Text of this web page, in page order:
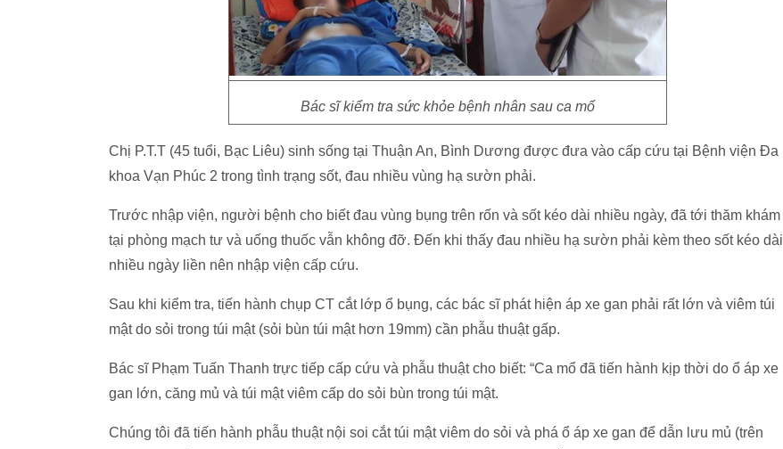
Bác sĩ kiểm tra sức khỏe bệnh nhân sau ca mổ
Chị P.T.T (45 tuổi, Bạc Liêu) sinh sống tại Thuận An, Bình Dương được đưa vào cấp cứu tại Bệnh viện Đa
khoa Vạn Phúc 2 trong tình trạng sốt, đau nhiều vùng hạ sườn phải.
Trước nhập viện, người bệnh cho biết đau vùng bụng trên rốn và sốt kéo dài nhiều ngày, đã tới thăm khám
tại phòng mạch tư và uống thuốc vẫn không đỡ. Đến khi thấy đau nhiều hạ sườn phải kèm theo sốt kéo dài
nhiều ngày liền nên nhập viện cấp cứu.
Sau khi kiểm tra, tiến hành chụp CT cắt lớp ổ bụng, các bác sĩ phát hiện áp xe gan phải rất lớn và viêm túi
mật do sỏi trong túi mật (sỏi bùn túi mật hơn 19mm) cần phẫu thuật gấp.
Bác sĩ Phạm Tuấn Thanh trực tiếp cấp cứu và phẫu thuật cho biết: “Ca mổ đã tiến hành kịp thời do ổ áp xe
gan lớn, căng mủ và túi mật viêm cấp do sỏi bùn trong túi mật.
Chúng tôi đã tiến hành phẫu thuật nội soi cắt túi mật viêm do sỏi và phá ổ áp xe gan để dẫn lưu mủ (trên